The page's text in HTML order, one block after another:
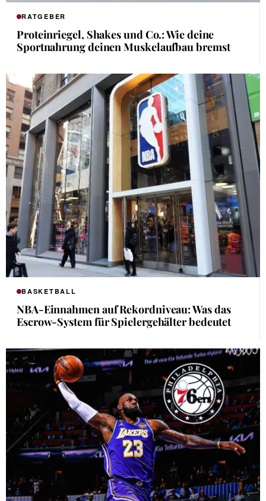
RATGEBER
Proteinriegel, Shakes und Co.: Wie deine
Sportnahrung deinen Muskelaufbau bremst
BASKETBALL
NBA-Einnahmen auf Rekordniveau: Was das
Escrow-System für Spielergehälter bedeutet